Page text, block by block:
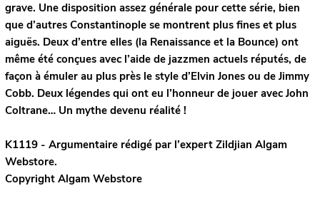
grave. Une disposition assez générale pour cette série, bien
que d’autres Constantinople se montrent plus fines et plus
aiguës. Deux d’entre elles (la Renaissance et la Bounce) ont
même été conçues avec l’aide de jazzmen actuels réputés, de
façon à émuler au plus près le style d’Elvin Jones ou de Jimmy
Cobb. Deux légendes qui ont eu l’honneur de jouer avec John
Coltrane… Un mythe devenu réalité !
K1119 - Argumentaire rédigé par l’expert Zildjian Algam
Webstore.
Copyright Algam Webstore